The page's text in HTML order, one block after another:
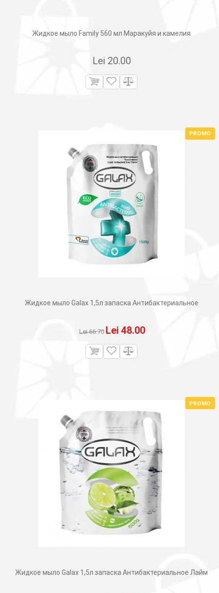
Жидкое мыло Family 560 мл Маракуйя и камелия
Lei 20.00
Жидкое мыло Galax 1,5л запаска Aнтибактериальное
Lei66.70 Первоначальная
цена
составляла
Lei 48.00Текущая
PROMO
Жидкое мыло Galax 1,5л запаска Aнтибактериальное Лайм
PROMO